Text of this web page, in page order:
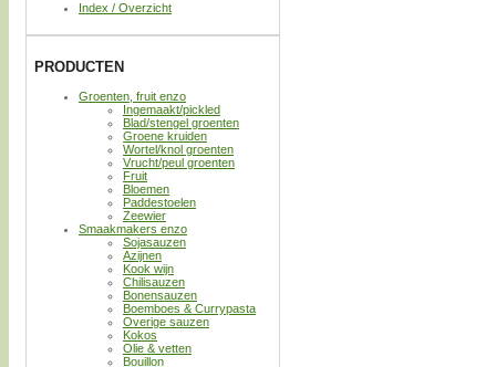
Index / Overzicht
PRODUCTEN
Groenten, fruit enzo
Ingemaakt/pickled
Blad/stengel groenten
Groene kruiden
Wortel/knol groenten
Vrucht/peul groenten
Fruit
Bloemen
Paddestoelen
Zeewier
Smaakmakers enzo
Sojasauzen
Azijnen
Kook wijn
Chilisauzen
Bonensauzen
Boemboes & Currypasta
Overige sauzen
Kokos
Olie & vetten
Bouillon